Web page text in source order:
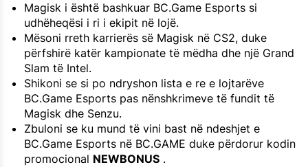
Magisk i është bashkuar BC.Game Esports si
udhëheqësi i ri i ekipit në lojë.
Mësoni rreth karrierës së Magisk në CS2, duke
përfshirë katër kampionate të mëdha dhe një Grand
Slam të Intel.
Shikoni se si po ndryshon lista e re e lojtarëve
BC.Game Esports pas nënshkrimeve të fundit të
Magisk dhe Senzu.
Zbuloni se ku mund të vini bast në ndeshjet e
BC.Game Esports në BC.GAME duke përdorur kodin
promocional NEWBONUS .